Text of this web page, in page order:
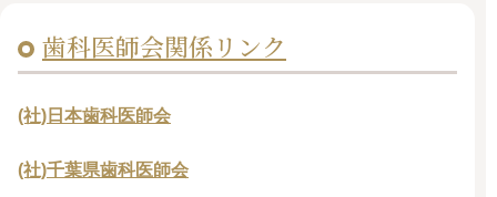
歯科医師会関係リンク
(社)日本歯科医師会
(社)千葉県歯科医師会